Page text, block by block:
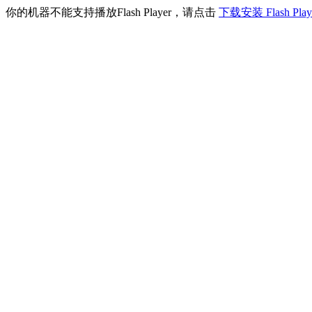
你的机器不能支持播放Flash Player，请点击 下载安装 Flash